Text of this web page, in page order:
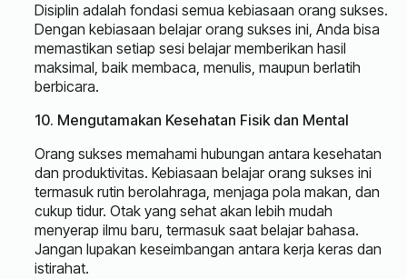
Disiplin adalah fondasi semua kebiasaan orang sukses.
Dengan kebiasaan belajar orang sukses ini, Anda bisa
memastikan setiap sesi belajar memberikan hasil
maksimal, baik membaca, menulis, maupun berlatih
berbicara.
10. Mengutamakan Kesehatan Fisik dan Mental
Orang sukses memahami hubungan antara kesehatan
dan produktivitas. Kebiasaan belajar orang sukses ini
termasuk rutin berolahraga, menjaga pola makan, dan
cukup tidur. Otak yang sehat akan lebih mudah
menyerap ilmu baru, termasuk saat belajar bahasa.
Jangan lupakan keseimbangan antara kerja keras dan
istirahat.